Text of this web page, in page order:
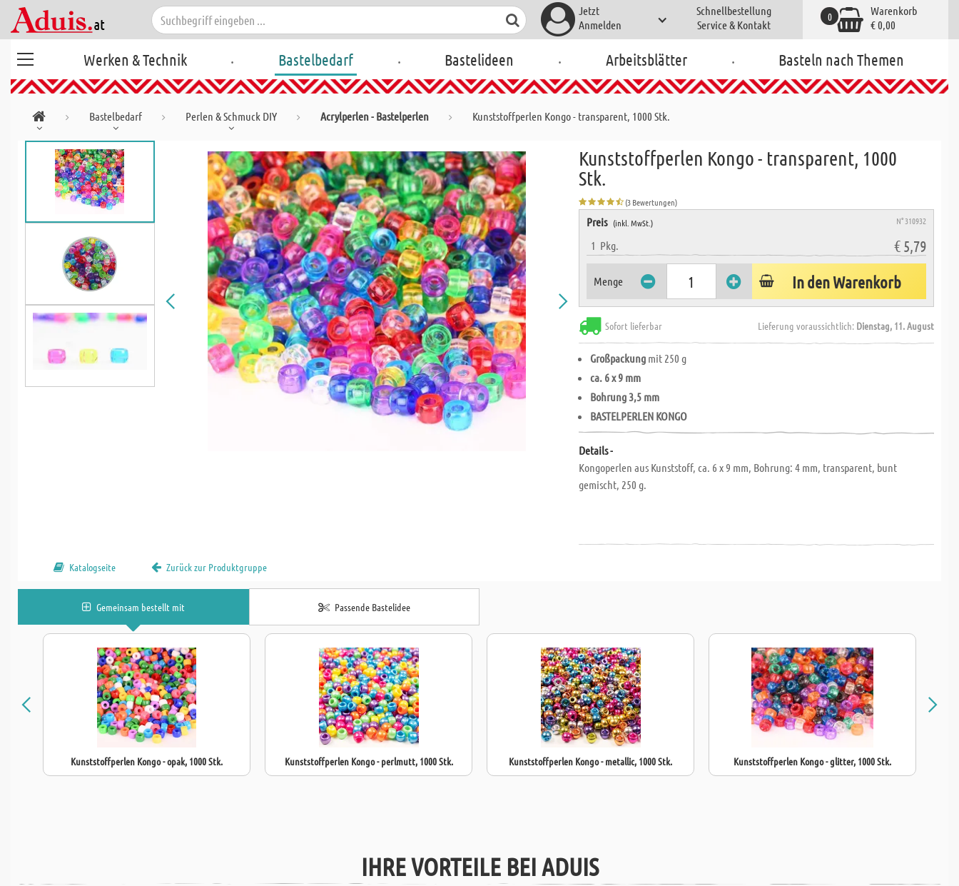
Jetzt
Anmelden
Schnellbestellung
Service & Kontakt
Warenkorb
€ 0,00
0
Werken & Technik . Bastelbedarf . Bastelideen . Arbeitsblätter . Basteln nach Themen
Bastelbedarf Perlen & Schmuck DIY Acrylperlen - Bastelperlen Kunststoffperlen Kongo - transparent, 1000 Stk.
Kunststoffperlen Kongo - transparent, 1000
Stk.
(3 Bewertungen)
Preis (inkl. MwSt.) N° 310932
1 Pkg. € 5,79
Menge In den Warenkorb
Sofort lieferbar Lieferung voraussichtlich: Dienstag, 11. August
Großpackung mit 250 g
ca. 6 x 9 mm
Bohrung 3,5 mm
BASTELPERLEN KONGO
Details -
Kongoperlen aus Kunststoff, ca. 6 x 9 mm, Bohrung: 4 mm, transparent, bunt
gemischt, 250 g.
Katalogseite Zurück zur Produktgruppe
Gemeinsam bestellt mit Passende Bastelidee
Kunststoffperlen Kongo - opak, 1000 Stk. Kunststoffperlen Kongo - perlmutt, 1000 Stk. Kunststoffperlen Kongo - metallic, 1000 Stk. Kunststoffperlen Kongo - glitter, 1000 Stk.
IHRE VORTEILE BEI ADUIS